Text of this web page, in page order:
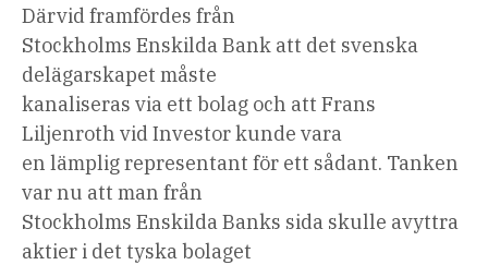
Därvid framfördes från
Stockholms Enskilda Bank att det svenska
delägarskapet måste
kanaliseras via ett bolag och att Frans
Liljenroth vid Investor kunde vara
en lämplig representant för ett sådant. Tanken
var nu att man från
Stockholms Enskilda Banks sida skulle avyttra
aktier i det tyska bolaget